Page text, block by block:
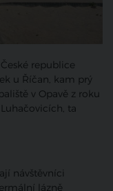
republice
u Říčan, kam prý
v Opavě z roku
ta
návštěvníci
lázně